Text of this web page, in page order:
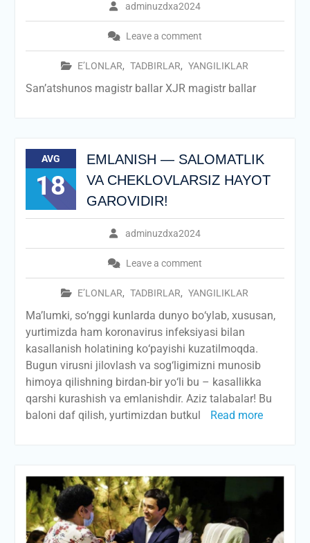
adminuzdxa2024
Leave a comment
E’LONLAR, TADBIRLAR, YANGILIKLAR
San’atshunos magistr ballar XJR magistr ballar
AVG
18
EMLANISH — SALOMATLIK
VA CHEKLOVLARSIZ HAYOT
GAROVIDIR!
adminuzdxa2024
Leave a comment
E’LONLAR, TADBIRLAR, YANGILIKLAR
Ma’lumki, sо‘nggi kunlarda dunyo bо‘ylab, xususan,
yurtimizda ham koronavirus infeksiyasi bilan
kasallanish holatining kо‘payishi kuzatilmoqda.
Bugun virusni jilovlash va sog‘ligimizni munosib
himoya qilishning birdan-bir yо‘li bu – kasallikka
qarshi kurashish va emlanishdir. Aziz talabalar! Bu
baloni daf qilish, yurtimizdan butkul
Read more